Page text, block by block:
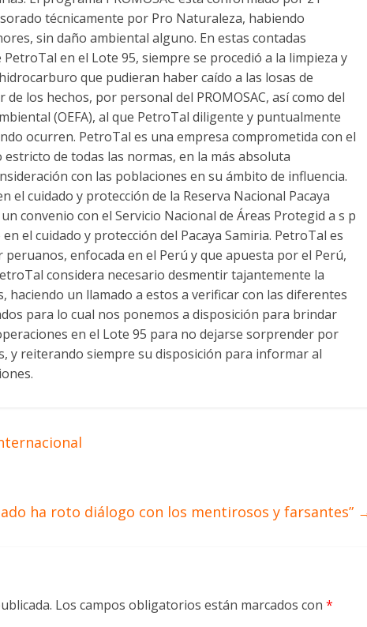
técnicamente por Pro Naturaleza, habiendo
sin daño ambiental alguno. En estas contadas
en el Lote 95, siempre se procedió a la limpieza y
que pudieran haber caído a las losas de
los hechos, por personal del PROMOSAC, así como del
(OEFA), al que PetroTal diligente y puntualmente
ocurren. PetroTal es una empresa comprometida con el
de todas las normas, en la más absoluta
con las poblaciones en su ámbito de influencia.
cuidado y protección de la Reserva Nacional Pacaya
convenio con el Servicio Nacional de Áreas Protegid a s p
el cuidado y protección del Pacaya Samiria. PetroTal es
enfocada en el Perú y que apuesta por el Perú,
considera necesario desmentir tajantemente la
un llamado a estos a verificar con las diferentes
para lo cual nos ponemos a disposición para brindar
en el Lote 95 para no dejarse sorprender por
y reiterando siempre su disposición para informar al
ha roto diálogo con los mentirosos y farsantes”
Los campos obligatorios están marcados con *